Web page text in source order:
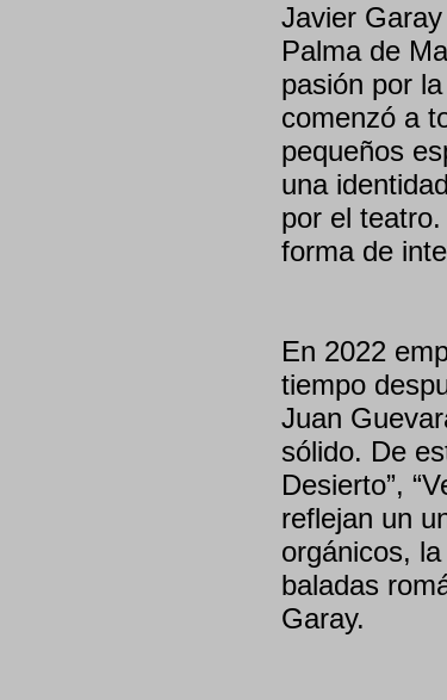
Javier
Palma de
pasión por
comenzó a
pequeños
una
por el
forma de
En 2022
tiempo
Juan
sólido. De
Desierto”,
reflejan un
orgánicos,
baladas
Garay.